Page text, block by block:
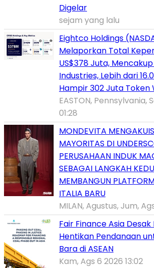
Digelar
sejam yang lalu
Eightco Holdings
Melaporkan Total
US$378 Juta,
Industries, Lebih dari
Hampir 302 Juta Token
EASTON, Pennsylvania,
01:28
MONDEVITA
MAYORITAS DI
PERUSAHAAN INDUK
SEBAGAI LANGKAH
MEMBANGUN
ITALIA BARU
MILAN, Agustus, Jum,
Fair Finance Asia
Hentikan Pendanaan
Bara di ASEAN
Kam, Ags 6 2026 13:02